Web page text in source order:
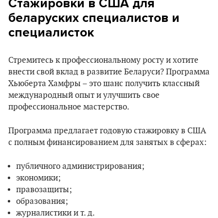
Стажировки в США для
беларуских специалистов и
специалисток
Стремитесь к профессиональному росту и хотите
внести свой вклад в развитие Беларуси? Программа
Хьюберта Хамфры – это шанс получить классный
международный опыт и улучшить свое
профессиональное мастерство.
Программа предлагает годовую стажировку в США
с полным финансированием для занятых в сферах:
публичного администрирования;
экономики;
правозащиты;
образования;
журналистики и т. д.